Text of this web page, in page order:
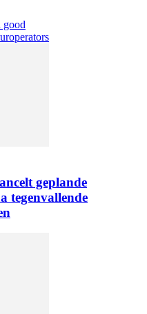
good
geplande
tegenvallende